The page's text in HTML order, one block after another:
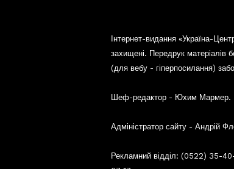
Інтернет-видання «Україна-
захищені. Передрук матеріалів
(для вебу - гіперпосилання)
Шеф-редактор - Юхим Мармер.
Адміністратор сайту - Андрій
Рекламний відділ: (0522) 35-